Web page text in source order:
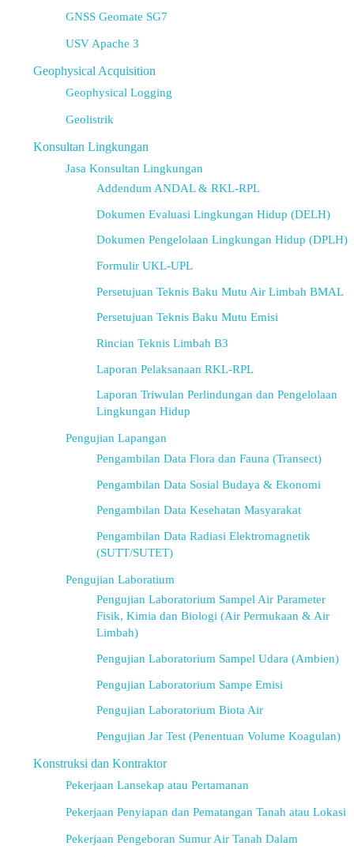
GNSS Geomate SG7
USV Apache 3
Geophysical Acquisition
Geophysical Logging
Geolistrik
Konsultan Lingkungan
Jasa Konsultan Lingkungan
Addendum ANDAL & RKL-RPL
Dokumen Evaluasi Lingkungan Hidup (DELH)
Dokumen Pengelolaan Lingkungan Hidup (DPLH)
Formulir UKL-UPL
Persetujuan Teknis Baku Mutu Air Limbah BMAL
Persetujuan Teknis Baku Mutu Emisi
Rincian Teknis Limbah B3
Laporan Pelaksanaan RKL-RPL
Laporan Triwulan Perlindungan dan Pengelolaan
Lingkungan Hidup
Pengujian Lapangan
Pengambilan Data Flora dan Fauna (Transect)
Pengambilan Data Sosial Budaya & Ekonomi
Pengambilan Data Kesehatan Masyarakat
Pengambilan Data Radiasi Elektromagnetik
(SUTT/SUTET)
Pengujian Laboratium
Pengujian Laboratorium Sampel Air Parameter
Fisik, Kimia dan Biologi (Air Permukaan & Air
Limbah)
Pengujian Laboratorium Sampel Udara (Ambien)
Pengujian Laboratorium Sampe Emisi
Pengujian Laboratorium Biota Air
Pengujian Jar Test (Penentuan Volume Koagulan)
Konstruksi dan Kontraktor
Pekerjaan Lansekap atau Pertamanan
Pekerjaan Penyiapan dan Pematangan Tanah atau Lokasi
Pekerjaan Pengeboran Sumur Air Tanah Dalam